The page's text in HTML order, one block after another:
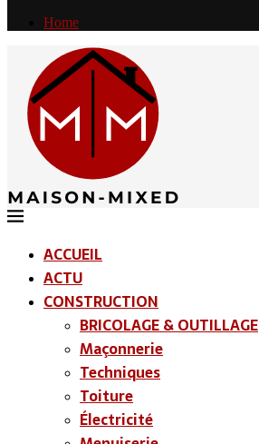
Home
ACCUEIL
ACTU
CONSTRUCTION
BRICOLAGE & OUTILLAGE
Maçonnerie
Techniques
Toiture
Électricité